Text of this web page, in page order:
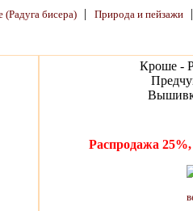
бисера) | Природа и пейзажи |
Кроше -
Распродажа